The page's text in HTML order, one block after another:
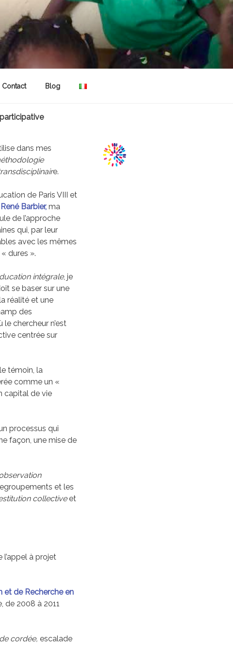
Contact Blog
dans mes
e.
de Paris VIII et
René Barbier, ma
de l’approche
qui, par leur
avec les mêmes
dures ».
intégrale, je
se baser sur une
réalité et une
des
le chercheur n’est
centrée sur
témoin, la
comme un «
capital de vie
processus qui
façon, une mise de
et les
collectiveet
à projet
et de Recherche en
de 2008 à 2011
cordée, escalade